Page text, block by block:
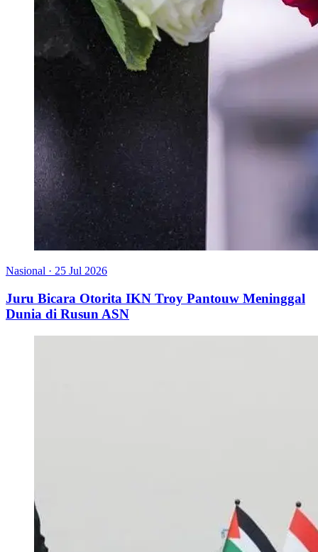
Nasional · 25 Jul 2026
Juru Bicara Otorita IKN Troy Pantouw Meninggal
Dunia di Rusun ASN